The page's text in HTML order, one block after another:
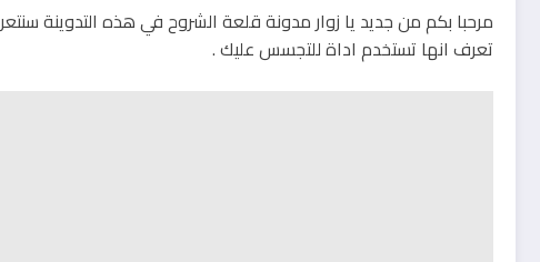
تعرف انها تستخدم اداة للتجسس عليك .